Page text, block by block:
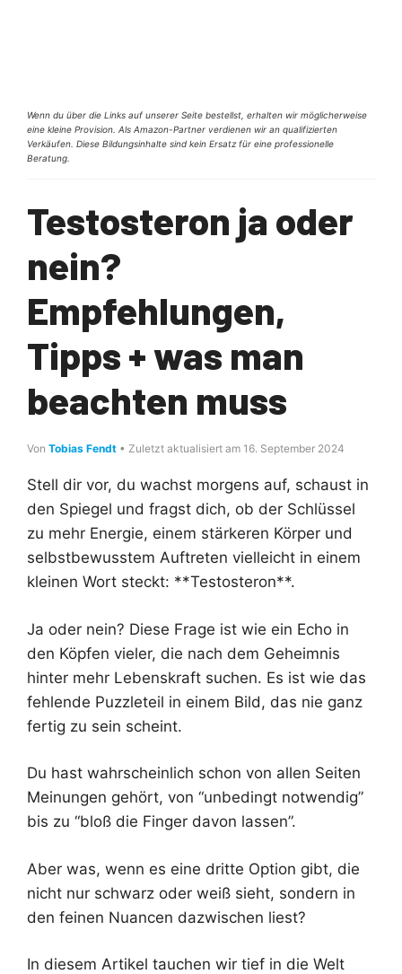
Wenn du über die Links auf unserer Seite bestellst, erhalten wir möglicherweise
eine kleine Provision. Als Amazon-Partner verdienen wir an qualifizierten
Verkäufen. Diese Bildungsinhalte sind kein Ersatz für eine professionelle
Beratung.
Testosteron ja oder
nein?
Empfehlungen,
Tipps + was man
beachten muss
Von Tobias Fendt • Zuletzt aktualisiert am 16. September 2024
Stell dir vor, du wachst morgens auf, schaust in
den Spiegel und fragst dich, ob der Schlüssel
zu mehr Energie, einem stärkeren Körper und
selbstbewusstem Auftreten vielleicht in einem
kleinen Wort steckt: **Testosteron**.
Ja oder nein? Diese Frage ist wie ein Echo in
den Köpfen vieler, die nach dem Geheimnis
hinter mehr Lebenskraft suchen. Es ist wie das
fehlende Puzzleteil in einem Bild, das nie ganz
fertig zu sein scheint.
Du hast wahrscheinlich schon von allen Seiten
Meinungen gehört, von “unbedingt notwendig”
bis zu “bloß die Finger davon lassen”.
Aber was, wenn es eine dritte Option gibt, die
nicht nur schwarz oder weiß sieht, sondern in
den feinen Nuancen dazwischen liest?
In diesem Artikel tauchen wir tief in die Welt